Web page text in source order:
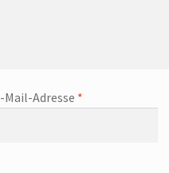
Mail-Adresse *